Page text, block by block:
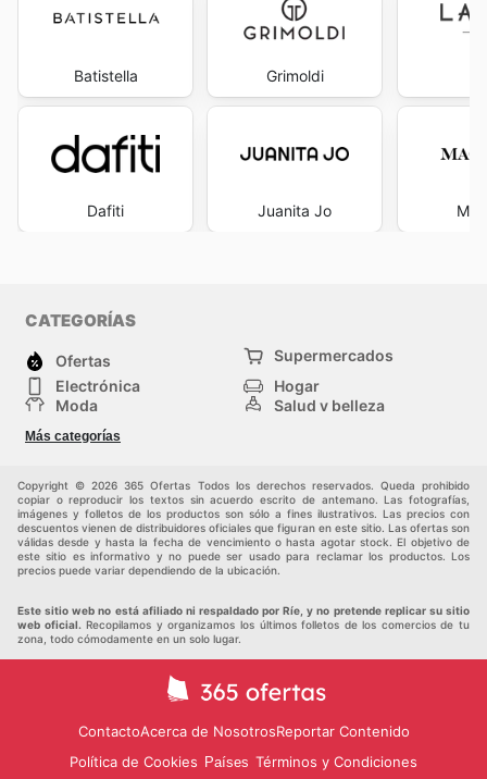
Batistella
Dafiti
Grimoldi
Juanita Jo
CATEGORÍAS
Ofertas
Supermercados
Electrónica
Hogar
Moda
Salud y belleza
Deportes
Más categorías
Copyright © 2026 365 Ofertas Todos los derechos reservados. Queda prohibido
copiar o reproducir los textos sin acuerdo escrito de antemano. Las fotografías,
imágenes y folletos de los productos son sólo a fines ilustrativos. Las precios con
descuentos vienen de distribuidores oficiales que figuran en este sitio. Las ofertas son
válidas desde y hasta la fecha de vencimiento o hasta agotar stock. El objetivo de
este sitio es informativo y no puede ser usado para reclamar los productos. Los
precios puede variar dependiendo de la ubicación.
Este sitio web no está afiliado ni respaldado por Ríe, y no pretende replicar su sitio
web oficial. Recopilamos y organizamos los últimos folletos de los comercios de tu
zona, todo cómodamente en un solo lugar.
ContactoAcerca de NosotrosReportar Contenido
Política de Cookies Países Términos y Condiciones